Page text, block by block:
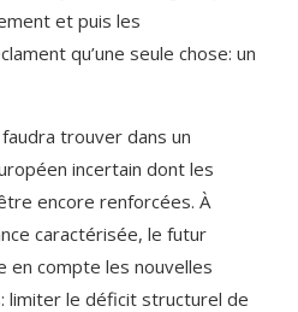
et puis les
qu’une seule chose: un
trouver dans un
incertain dont les
encore renforcées. À
caractérisée, le futur
compte les nouvelles
limiter le déficit structurel de